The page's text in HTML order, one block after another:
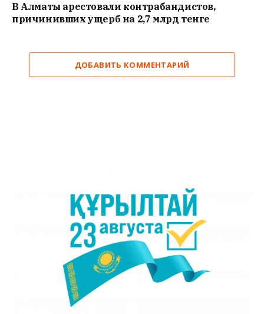
В Алматы арестовали контрабандистов,
причинивших ущерб на 2,7 млрд тенге
ДОБАВИТЬ КОММЕНТАРИЙ